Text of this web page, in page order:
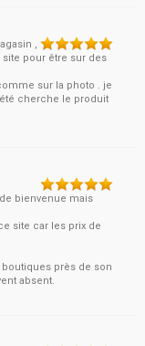
,
pour être sur des
sur la photo . je
cherche le produit
bienvenue mais
site car les prix de
près de son
absent.